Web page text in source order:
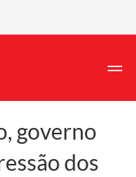
governo
dos